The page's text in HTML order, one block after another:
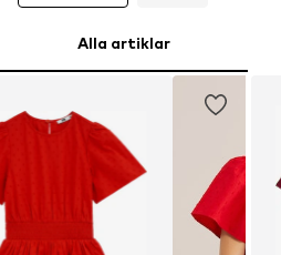
Alla artiklar